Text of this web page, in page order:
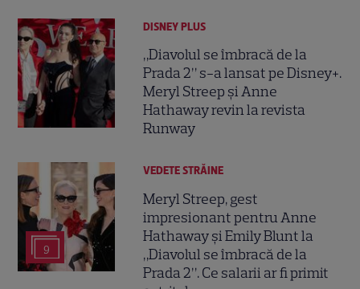
DISNEY PLUS
„Diavolul se îmbracă de la
Prada 2” s-a lansat pe Disney+.
Meryl Streep și Anne
Hathaway revin la revista
Runway
9
VEDETE STRĂINE
Meryl Streep, gest
impresionant pentru Anne
Hathaway și Emily Blunt la
„Diavolul se îmbracă de la
Prada 2”. Ce salarii ar fi primit